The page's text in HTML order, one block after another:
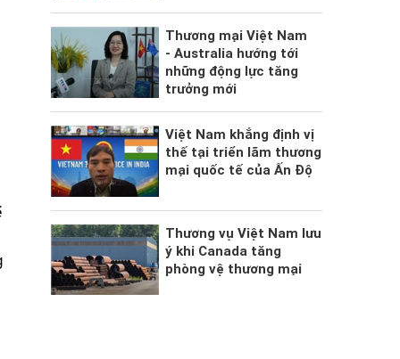
Thương mại Việt Nam
- Australia hướng tới
những động lực tăng
trưởng mới
Việt Nam khẳng định vị
thế tại triển lãm thương
mại quốc tế của Ấn Độ
Thương vụ Việt Nam lưu
ý khi Canada tăng
phòng vệ thương mại